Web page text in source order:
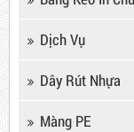
Dịch Vụ
Dây Rút Nhựa
Màng PE